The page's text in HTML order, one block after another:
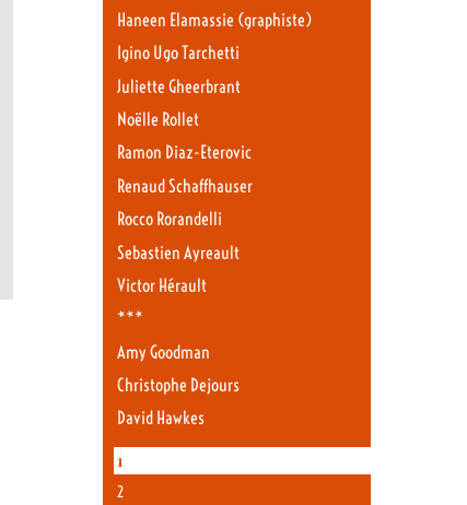
Haneen Elamassie (graphiste)
Igino Ugo Tarchetti
Juliette Gheerbrant
Noëlle Rollet
Ramon Diaz-Eterovic
Renaud Schaffhauser
Rocco Rorandelli
Sebastien Ayreault
Victor Hérault
***
Amy Goodman
Christophe Dejours
David Hawkes
1
2